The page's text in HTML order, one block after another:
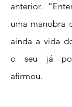
anterior.
uma manobra
ainda a vida
o seu já
afirmou.